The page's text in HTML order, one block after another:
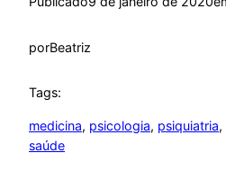
porBeatriz
Tags:
medicina, psicologia, psiquiatria,
saúde